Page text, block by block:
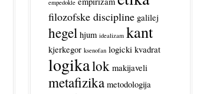
empedokle
filozofske discipline galilej
hegel hjum idealizam kant
kjerkegor ksenofan logicki kvadrat
logikalok makijaveli
metafizika metodologija